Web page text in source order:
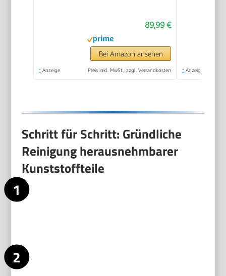
Universalzerkleinerer,
kleine
Küchenmaschine, 800
Watt,
89,99 €
Bei Amazon ansehen
* Anzeige Preis inkl. MwSt., zzgl. Versandkosten * Anzeige
Schritt für Schritt: Gründliche
Reinigung herausnehmbarer
Kunststoffteile
Bereite alles vor. Stelle lauwarmes Wasser bereit. Nimm ein
mildes Spülmittel, einen weichen Schwamm, eine weiche
Baue die Teile vollständig auseinander. Nimm Schüssel,
Spritzschutz, Rührbesen und sonstige Aufsätze aus der